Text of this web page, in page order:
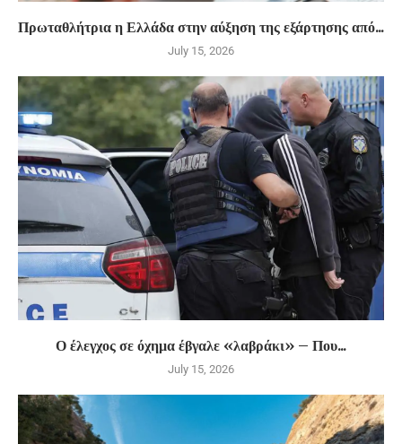
Πρωταθλήτρια η Ελλάδα στην αύξηση της εξάρτησης από...
July 15, 2026
Ο έλεγχος σε όχημα έβγαλε «λαβράκι» – Που...
July 15, 2026